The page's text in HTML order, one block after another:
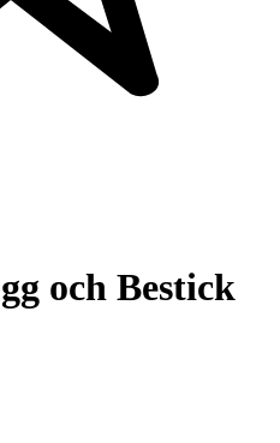
och Bestick